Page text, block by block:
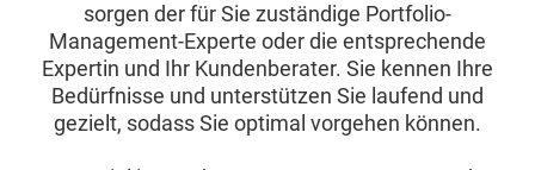
sorgen der für Sie zuständige Portfolio-
Management-Experte oder die entsprechende
Expertin und Ihr Kundenberater. Sie kennen Ihre
Bedürfnisse und unterstützen Sie laufend und
gezielt, sodass Sie optimal vorgehen können.